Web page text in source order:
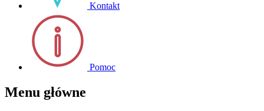
Kontakt
Pomoc
Menu główne